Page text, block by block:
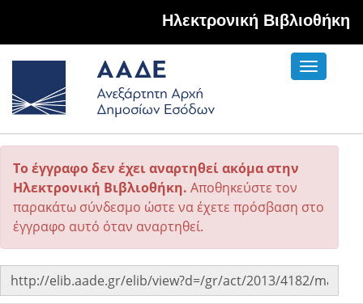
Hλεκτρονική Βιβλιοθήκη
Toggle
Το έγγραφο δεν έχει αναρτηθεί ακόμα στην
Ηλεκτρονική Βιβλιοθήκη. Αποθηκεύστε τον
παρακάτω σύνδεσμο ώστε να έχετε πρόσβαση στο
έγγραφο αυτό όταν αναρτηθεί.